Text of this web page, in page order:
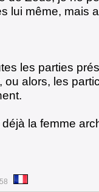
lui même, mais
les parties
ou alors, les
la femme